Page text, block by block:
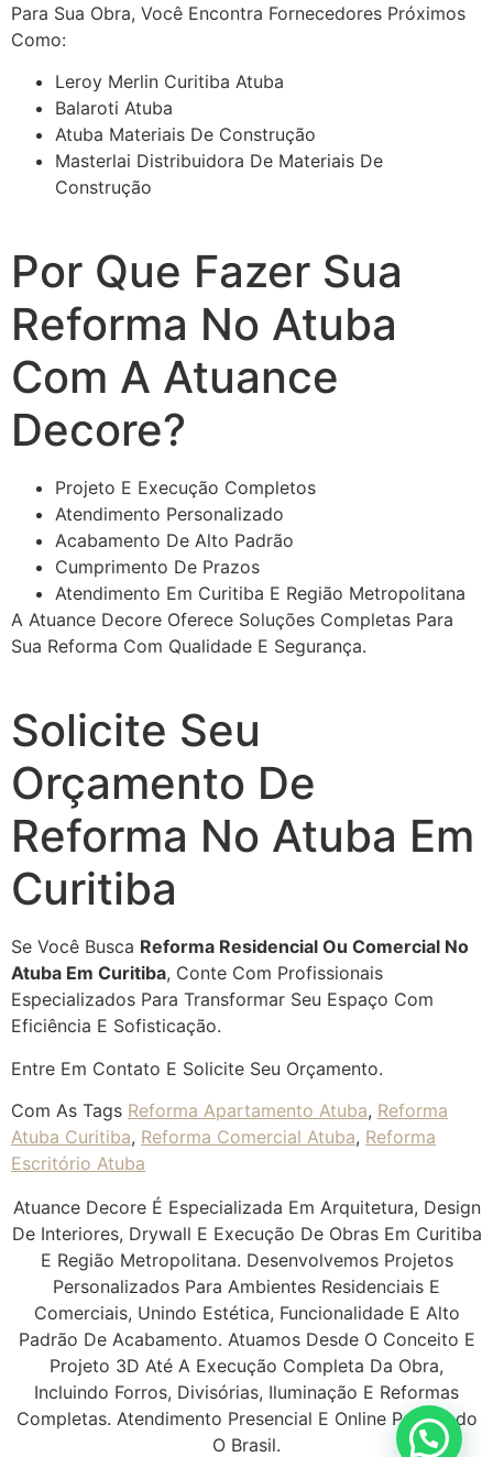
Para Sua Obra, Você Encontra Fornecedores Próximos
Como:
Leroy Merlin Curitiba Atuba
Balaroti Atuba
Atuba Materiais De Construção
Masterlai Distribuidora De Materiais De
Construção
Por Que Fazer Sua
Reforma No Atuba
Com A Atuance
Decore?
Projeto E Execução Completos
Atendimento Personalizado
Acabamento De Alto Padrão
Cumprimento De Prazos
Atendimento Em Curitiba E Região Metropolitana
A Atuance Decore Oferece Soluções Completas Para
Sua Reforma Com Qualidade E Segurança.
Solicite Seu
Orçamento De
Reforma No Atuba Em
Curitiba
Se Você Busca Reforma Residencial Ou Comercial No
Atuba Em Curitiba, Conte Com Profissionais
Especializados Para Transformar Seu Espaço Com
Eficiência E Sofisticação.
Entre Em Contato E Solicite Seu Orçamento.
Com As Tags Reforma Apartamento Atuba, Reforma
Atuba Curitiba, Reforma Comercial Atuba, Reforma
Escritório Atuba
Atuance Decore É Especializada Em Arquitetura, Design
De Interiores, Drywall E Execução De Obras Em Curitiba
E Região Metropolitana. Desenvolvemos Projetos
Personalizados Para Ambientes Residenciais E
Comerciais, Unindo Estética, Funcionalidade E Alto
Padrão De Acabamento. Atuamos Desde O Conceito E
Projeto 3D Até A Execução Completa Da Obra,
Incluindo Forros, Divisórias, Iluminação E Reformas
Completas. Atendimento Presencial E Online Para Todo
O Brasil.